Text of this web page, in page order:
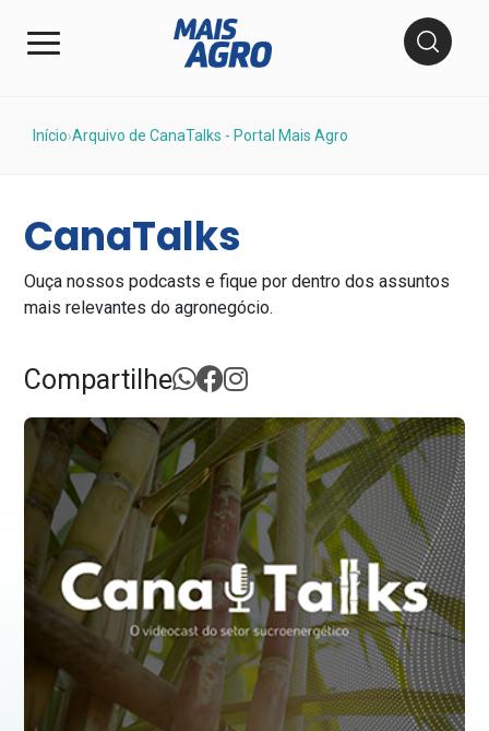
Início›Arquivo de CanaTalks - Portal Mais Agro
CanaTalks
Ouça nossos podcasts e fique por dentro dos assuntos
mais relevantes do agronegócio.
Compartilhe